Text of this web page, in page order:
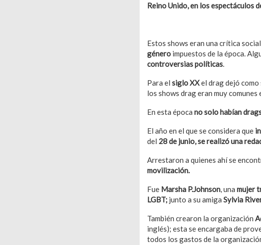
Reino Unido, en los espectáculos
Estos shows eran una crítica
género impuestos de la época.
controversias políticas.
Para el siglo XXel drag dejó
los shows drag eran muy
En esta época no solo habían
El año en el que se considera que
del 28 de junio, se realizó una
Arrestaron a quienes ahí se
movilización.
Fue Marsha P.Johnson, una mujer
LGBT; junto a su amiga Sylvia
También crearon la organización
inglés); esta se encargaba de
todos los gastos de la